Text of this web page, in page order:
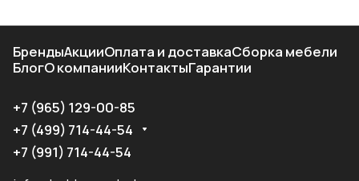
БрендыАкцииОплата и доставкаСборка мебели
БлогО компанииКонтактыГарантии
+7 (965) 129-00-85
+7 (499) 714-44-54
+7 (991) 714-44-54